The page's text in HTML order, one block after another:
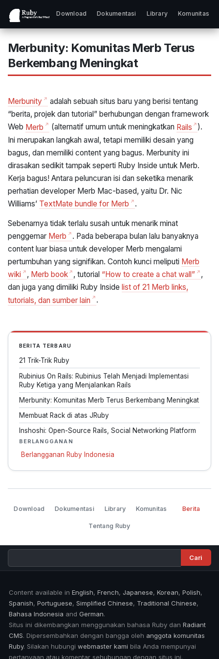
Download Dokumentasi Library Komunitas
Merbunity: Komunitas Merb Terus
Berkembang Meningkat
Merbunity
adalah sebuah situs baru yang berisi tentang
“berita, projek dan tutorial” berhubungan dengan framework
Web Merb (alternatif umum untuk meningkatkan Rails
).
Ini merupakan langkah awal, tetapi memiliki desain yang
bagus, dan memiliki content yang bagus. Merbunity ini
dirasakan sedikit tampak seperti Ruby Inside untuk Merb.
Kerja bagus! Antara peluncuran isi dan seketika menarik
perhatian developer Merb Mac-based, yaitu Dr. Nic
Williams’ TextMate bundle for Merb .
Sebenarnya tidak terlalu susah untuk menarik minat
penggemar Merb
. Pada beberapa bulan lalu banyaknya
content luar biasa untuk developer Merb mengalami
pertumbuhan yang signifikan. Contoh kunci meliputi Merb
wiki
, Merb book , tutorial “How to create a chat wall”
,
dan juga yang dimiliki Ruby Inside list of 21 Merb links,
tutorials, dan sumber lain
.
BERITA TERBARU
21 Trik-Trik Ruby
Rubinius On Rails: Rubinius Telah Menjadi Implementasi
Ruby Ketiga yang Menjalankan Rails
Merbunity: Komunitas Merb Terus Berkembang Meningkat
Membuat Rack di atas JRuby
Inshoshi: Open-Source Rails, Social Networking Platform
BERLANGGANAN
Berlangganan Ruby Indonesia
Download Dokumentasi Library Komunitas Berita
Tentang Ruby
Content available in English, French, Japanese, Korean, Polish,
Spanish, Portuguese, Simplified Chinese, Traditional Chinese,
Bahasa Indonesia and German.
Situs ini dikembangkan menggunakan bahasa Ruby dan Radiant
CMS. Dipersembahkan dengan bangga oleh anggota komunitas
Ruby. Silakan hubungi webmaster kami bila Anda mempunyai
pertanyaan atau komentar sehubungan dengan situs ini.